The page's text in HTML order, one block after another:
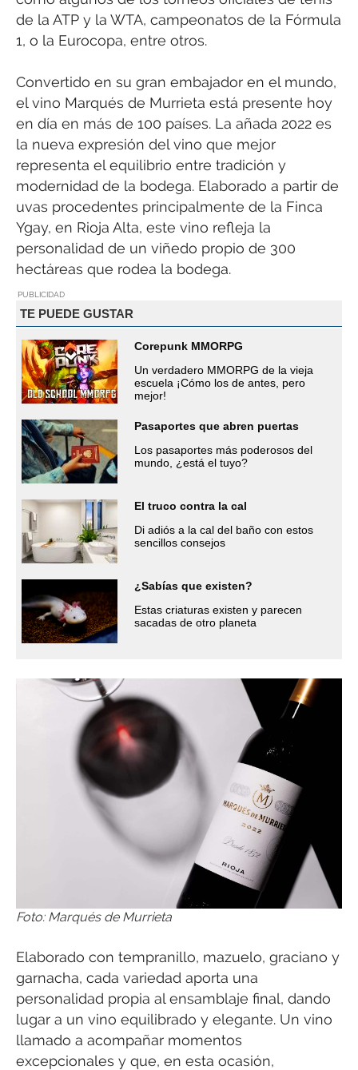
de la ATP y la WTA, campeonatos de la Fórmula
1, o la Eurocopa, entre otros.
Convertido en su gran embajador en el mundo,
el vino Marqués de Murrieta está presente hoy
en día en más de 100 países. La añada 2022 es
la nueva expresión del vino que mejor
representa el equilibrio entre tradición y
modernidad de la bodega. Elaborado a partir de
uvas procedentes principalmente de la Finca
Ygay, en Rioja Alta, este vino refleja la
personalidad de un viñedo propio de 300
hectáreas que rodea la bodega.
PUBLICIDAD
TE PUEDE GUSTAR
Corepunk MMORPG
Un verdadero MMORPG de la vieja
escuela ¡Cómo los de antes, pero
mejor!
Pasaportes que abren puertas
Los pasaportes más poderosos del
mundo, ¿está el tuyo?
El truco contra la cal
Di adiós a la cal del baño con estos
sencillos consejos
¿Sabías que existen?
Estas criaturas existen y parecen
sacadas de otro planeta
Foto: Marqués de Murrieta
Elaborado con tempranillo, mazuelo, graciano y
garnacha, cada variedad aporta una
personalidad propia al ensamblaje final, dando
lugar a un vino equilibrado y elegante. Un vino
llamado a acompañar momentos
excepcionales y que, en esta ocasión,